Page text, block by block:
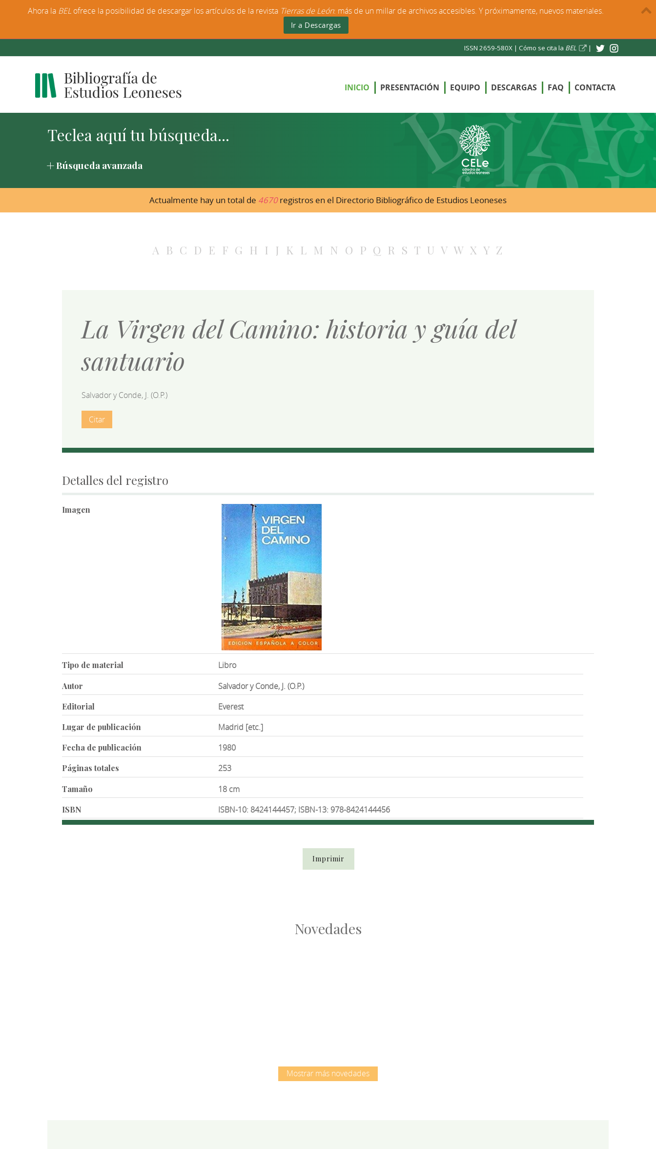
ISSN 2659-580X | Cómo se cita la BEL |
INICIO PRESENTACIÓN EQUIPO DESCARGAS FAQ CONTACTA
Búsqueda avanzada
Actualmente hay un total de 4670registros en el Directorio Bibliográfico de Estudios Leoneses
A B C D E F G H I J K L M N O P Q R S T U V W X Y Z
La Virgen del Camino: historia y guía del
santuario
Salvador y Conde, J. (O.P.)
Citar
Detalles del registro
Imagen
Tipo de material Libro
Autor Salvador y Conde, J. (O.P.)
Editorial Everest
Lugar de publicación Madrid [etc.]
Fecha de publicación 1980
Páginas totales 253
Tamaño 18 cm
ISBN ISBN-10: 8424144457; ISBN-13: 978-8424144456
Imprimir
Novedades
Mostrar más novedades
Ahora la BEL ofrece la posibilidad de descargar los artículos de la revista Tierras de León: más de un millar de archivos accesibles. Y próximamente, nuevos materiales.
Ir a Descargas